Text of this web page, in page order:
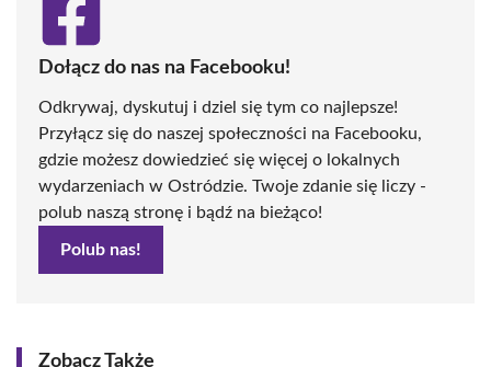
Dołącz do nas na Facebooku!
Odkrywaj, dyskutuj i dziel się tym co najlepsze!
Przyłącz się do naszej społeczności na Facebooku,
gdzie możesz dowiedzieć się więcej o lokalnych
wydarzeniach w Ostródzie. Twoje zdanie się liczy -
polub naszą stronę i bądź na bieżąco!
Polub nas!
Zobacz Także